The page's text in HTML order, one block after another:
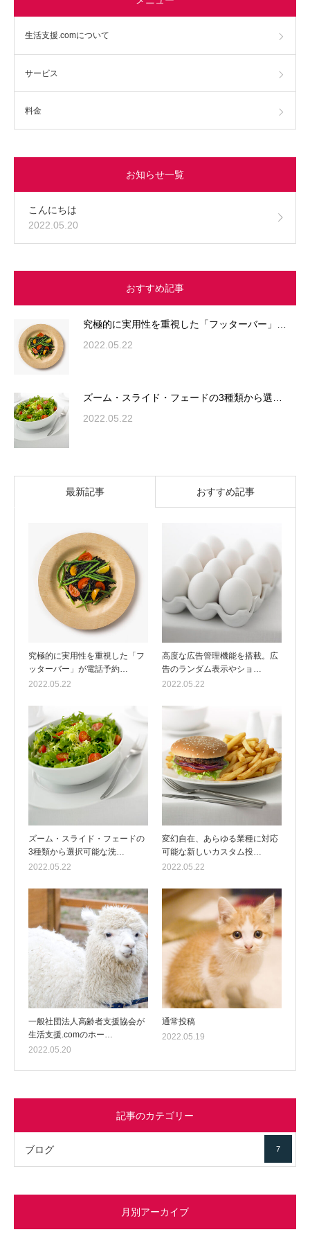
生活支援.comについて
サービス
料金
お知らせ一覧
こんにちは
2022.05.20
おすすめ記事
究極的に実用性を重視した「フッターバー」…
2022.05.22
ズーム・スライド・フェードの3種類から選…
2022.05.22
最新記事 おすすめ記事
究極的に実用性を重視した「フ
ッターバー」が電話予約…
2022.05.22
高度な広告管理機能を搭載。広
告のランダム表示やショ…
2022.05.22
ズーム・スライド・フェードの
3種類から選択可能な洗…
2022.05.22
変幻自在、あらゆる業種に対応
可能な新しいカスタム投…
2022.05.22
一般社団法人高齢者支援協会が
生活支援.comのホー…
2022.05.20
通常投稿
2022.05.19
記事のカテゴリー
ブログ 7
月別アーカイブ